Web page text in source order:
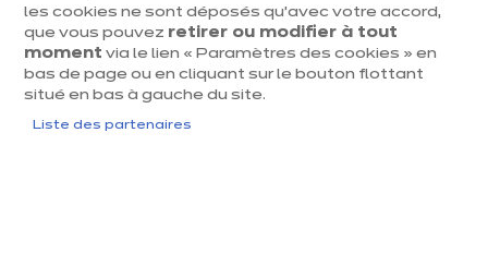
Par chat
Du lundi au vendredi de 10h00 à 19h00 et le
samedi de 10h00 à 13h00, nous répondons à vos
questions en quelques instants !
les cookies ne sont déposés qu’avec votre accord,
que vous pouvez retirer ou modifier à tout
moment via le lien « Paramètres des cookies » en
bas de page ou en cliquant sur le bouton flottant
situé en bas à gauche du site.
Liste des partenaires